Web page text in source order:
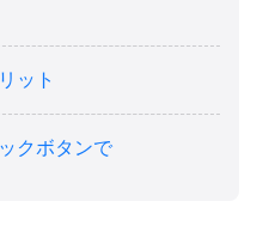
ット
クボタンで